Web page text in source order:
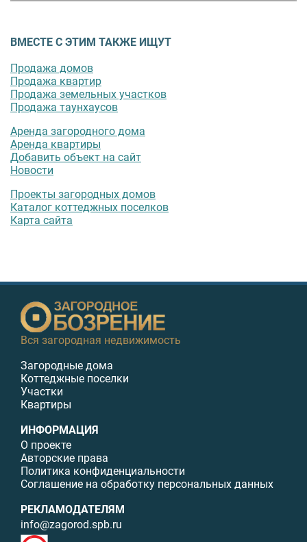
ВМЕСТЕ С ЭТИМ ТАКЖЕ ИЩУТ
Продажа домов
Продажа квартир
Продажа земельных участков
Продажа таунхаусов
Аренда загородного дома
Аренда квартиры
Добавить объект на сайт
Новости
Проекты загородных домов
Каталог коттеджных поселков
Карта сайта
Вся загородная недвижимость
Загородные дома
Коттеджные поселки
Участки
Квартиры
ИНФОРМАЦИЯ
О проекте
Авторские права
Политика конфиденциальности
Соглашение на обработку персональных данных
РЕКЛАМОДАТЕЛЯМ
info@zagorod.spb.ru